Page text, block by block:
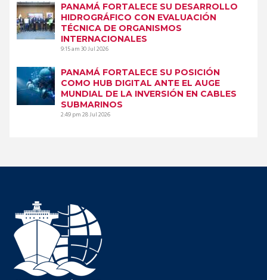
PANAMÁ FORTALECE SU DESARROLLO
HIDROGRÁFICO CON EVALUACIÓN
TÉCNICA DE ORGANISMOS
INTERNACIONALES
9:15 am30 Jul 2026
PANAMÁ FORTALECE SU POSICIÓN
COMO HUB DIGITAL ANTE EL AUGE
MUNDIAL DE LA INVERSIÓN EN CABLES
SUBMARINOS
2:49 pm28 Jul 2026